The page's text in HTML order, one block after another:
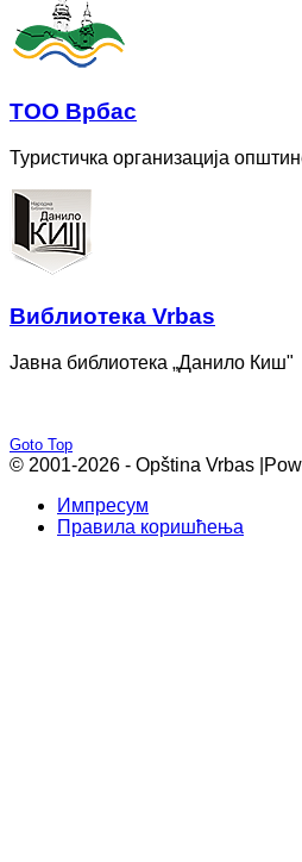
ТОО Врбас
Туристичка организација
Bиблиотека Vrbas
Јавна библиотека „Данило Киш"
Goto Top
© 2001-2026 - Opština Vrbas |
Импресум
Правила коришћења